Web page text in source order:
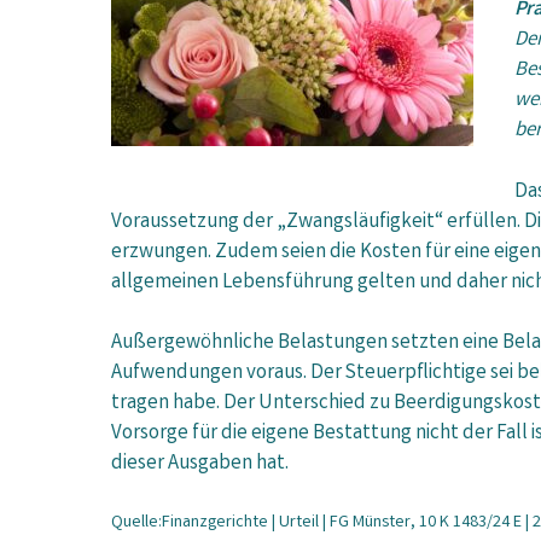
Voraussetzung der „Zwangsläufigkeit“ erfüllen.
erzwungen. Zudem seien die Kosten für eine
allgemeinen Lebensführung gelten und daher
Außergewöhnliche Belastungen setzten eine
Aufwendungen voraus. Der Steuerpflichtige sei
tragen habe. Der Unterschied zu
Vorsorge für die eigene Bestattung nicht der Fall
dieser Ausgaben hat.
Quelle:Finanzgerichte | Urteil | FG Münster, 10 K 1483/24 E |